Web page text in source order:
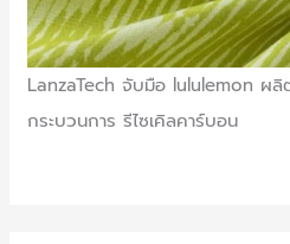
LanzaTech จับมือ lululemon ผลิ
กระบวนการ รีไซเคิลคาร์บอน